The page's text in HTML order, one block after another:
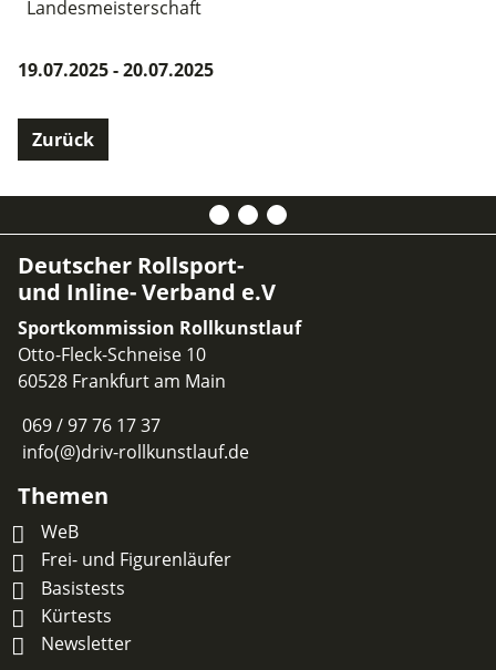
Landesmeisterschaft
19.07.2025 - 20.07.2025
Zurück
Deutscher Rollsport-
und Inline- Verband e.V
Sportkommission Rollkunstlauf
Otto-Fleck-Schneise 10
60528 Frankfurt am Main
069 / 97 76 17 37
info(@)driv-rollkunstlauf.de
Themen
WeB
Frei- und Figurenläufer
Basistests
Kürtests
Newsletter